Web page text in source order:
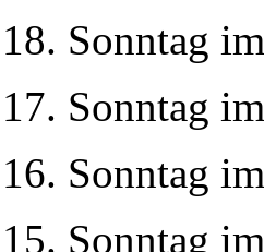
Sonntag
Sonntag
Sonntag
Sonntag